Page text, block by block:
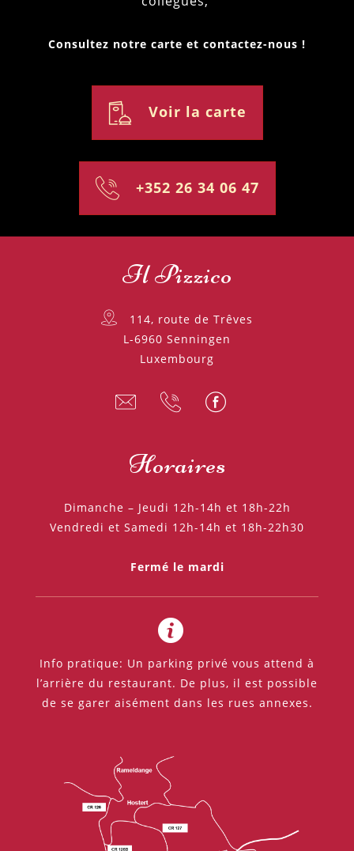
Consultez notre carte et contactez-nous !
Voir la carte
+352 26 34 06 47
Il Pizzico
114, route de Trêves
L-6960 Senningen
Luxembourg
Horaires
Dimanche – Jeudi 12h-14h et 18h-22h
Vendredi et Samedi 12h-14h et 18h-22h30
Fermé le mardi
Info pratique: Un parking privé vous attend à
l’arrière du restaurant. De plus, il est possible
de se garer aisément dans les rues annexes.